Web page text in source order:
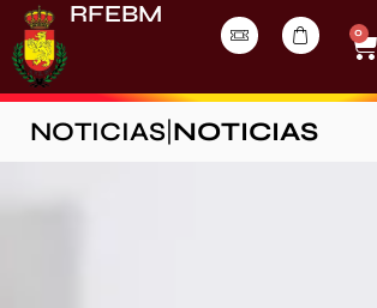
RFEBM
0
NOTICIAS NOTICIAS